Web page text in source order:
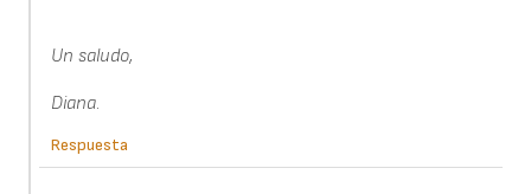
Un saludo,
Diana.
Respuesta